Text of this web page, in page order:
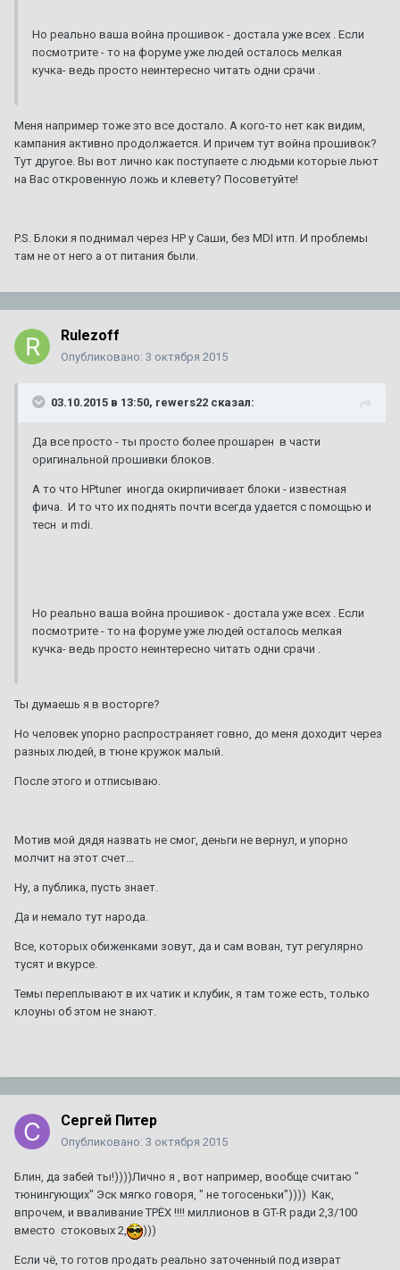
Но реально ваша война прошивок - достала уже всех . Если
посмотрите - то на форуме уже людей осталось мелкая
кучка- ведь просто неинтересно читать одни срачи .
Меня например тоже это все достало. А кого-то нет как видим,
кампания активно продолжается. И причем тут война прошивок?
Тут другое. Вы вот лично как поступаете с людьми которые льют
на Вас откровенную ложь и клевету? Посоветуйте!
P.S. Блоки я поднимал через HP у Саши, без MDI итп. И проблемы
там не от него а от питания были.
Rulezoff
Опубликовано: 3 октября 2015
03.10.2015 в 13:50, rewers22 сказал:
Да все просто - ты просто более прошарен в части
оригинальной прошивки блоков.
А то что HPtuner иногда окирпичивает блоки - известная
фича. И то что их поднять почти всегда удается с помощью и
тесн и mdi.
Но реально ваша война прошивок - достала уже всех . Если
посмотрите - то на форуме уже людей осталось мелкая
кучка- ведь просто неинтересно читать одни срачи .
Ты думаешь я в восторге?
Но человек упорно распространяет говно, до меня доходит через
разных людей, в тюне кружок малый.
После этого и отписываю.
Мотив мой дядя назвать не смог, деньги не вернул, и упорно
молчит на этот счет...
Ну, а публика, пусть знает.
Да и немало тут народа.
Все, которых обиженками зовут, да и сам вован, тут регулярно
тусят и вкурсе.
Темы переплывают в их чатик и клубик, я там тоже есть, только
клоуны об этом не знают.
Сергей Питер
Опубликовано: 3 октября 2015
Блин, да забей ты!))))Лично я , вот например, вообще считаю "
тюнингующих" Эск мягко говоря, " не тогосеньки")))) Как,
впрочем, и вваливание ТРЁХ !!!! миллионов в GT-R ради 2,3/100
вместо стоковых 2,
)))
Если чё, то готов продать реально заточенный под изврат